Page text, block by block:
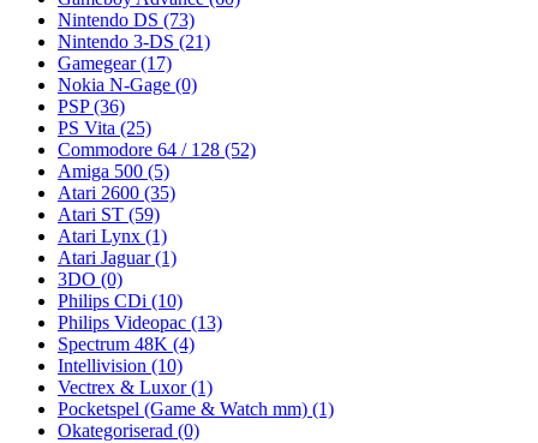
Nintendo DS (73)
Nintendo 3-DS (21)
Gamegear(17)
Nokia N-Gage (0)
PSP(36)
PS Vita (25)
Commodore 64 / 128 (52)
Amiga 500 (5)
Atari 2600 (35)
Atari ST (59)
Atari Lynx (1)
Atari Jaguar(1)
3DO (0)
Philips CDi (10)
Philips Videopac (13)
Spectrum 48K (4)
Intellivision (10)
Vectrex & Luxor(1)
Pocketspel (Game & Watch mm) (1)
Okategoriserad (0)